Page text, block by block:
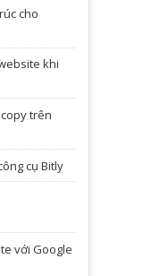
cho
khi
trên
cụ Bitly
với Google